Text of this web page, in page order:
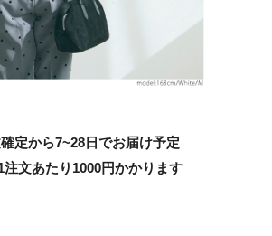
定から7~28日でお届け予定
注文あたり 1000円かかります